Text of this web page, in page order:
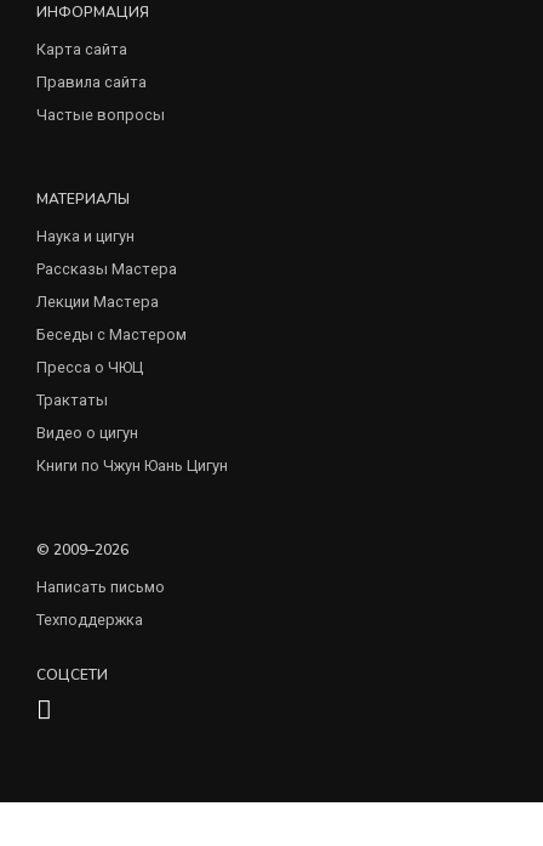
ИНФОРМАЦИЯ
Карта сайта
Правила сайта
Частые вопросы
МАТЕРИАЛЫ
Наука и цигун
Рассказы Мастера
Лекции Мастера
Беседы с Мастером
Пресса о ЧЮЦ
Трактаты
Видео о цигун
Книги по Чжун Юань Цигун
© 2009–2026
Написать письмо
Техподдержка
СОЦСЕТИ